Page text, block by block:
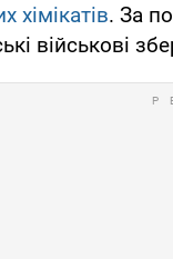
хімікатів. За
військові